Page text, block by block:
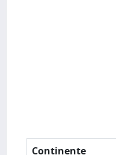
Continente